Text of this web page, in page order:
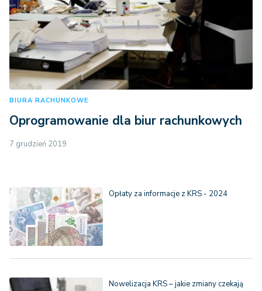
BIURA RACHUNKOWE
Oprogramowanie dla biur rachunkowych
7 grudzień 2019
Opłaty za informacje z KRS - 2024
Nowelizacja KRS – jakie zmiany czekają